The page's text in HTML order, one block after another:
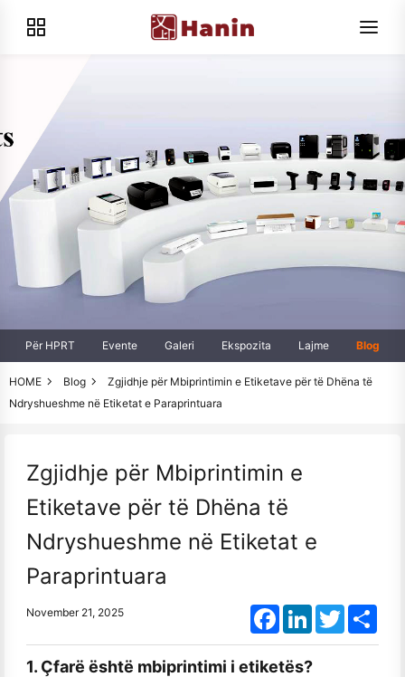
Për HPRT Evente Galeri Ekspozita Lajme Blog
HOME Blog
Zgjidhje për Mbiprintimin e Etiketave për të Dhëna të
Ndryshueshme në Etiketat e Paraprintuara
Zgjidhje për Mbiprintimin e
Etiketave për të Dhëna të
Ndryshueshme në Etiketat e
Paraprintuara
November 21, 2025 FacebookLinkedInTwitter
1. Çfarë është mbiprintimi i etiketës?